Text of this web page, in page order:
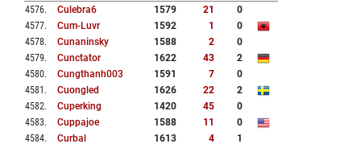
4576. Culebra6 1579 21
0
4577. Cum-Luvr 1592 1
0
4578. Cunaninsky 1588 2
0
4579. Cunctator 1622 43
2
4580. Cungthanh003 1591 7
0
4581 . Cuongled 1626 22
2
4582. Cuperking 1420 45
0
4583. Cuppajoe 1588 11
0
4584. Curbal 1613 4
1